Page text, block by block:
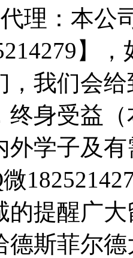
理：本公
】
，我们会
终身受益
外学子及
的提醒广
德斯菲尔